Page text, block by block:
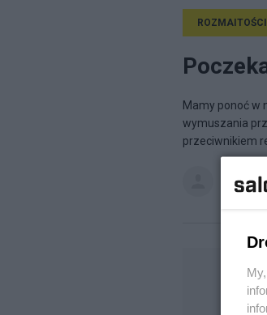
ROZMAITOŚCI
Mamy ponoć w
wymuszania
przeciwnikiem